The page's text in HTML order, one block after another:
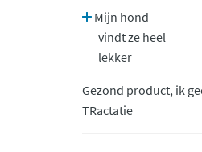
Mijn hond
vindt ze heel
lekker
Gezond product, ik
TRactatie